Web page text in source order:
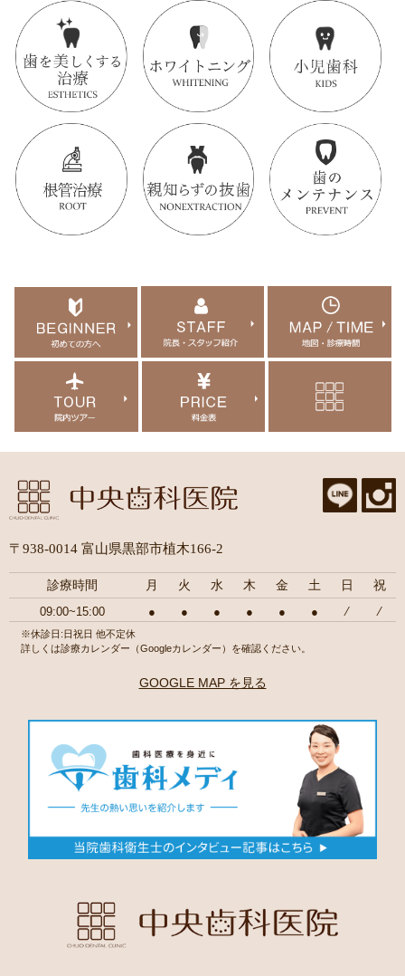
〒938-0014 富山県黒部市植木166-2
診療時間 月 火 水 木 金 土 日 祝
09:00~15:00 ● ● ● ● ● ● ⁄ ⁄
※休診日:日祝日 他不定休
詳しくは診療カレンダー（Googleカレンダー）を確認ください。
GOOGLE MAP を見る